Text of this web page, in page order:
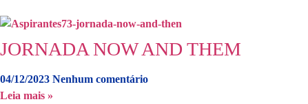
JORNADA NOW AND THEM
04/12/2023 Nenhum comentário
Leia mais »